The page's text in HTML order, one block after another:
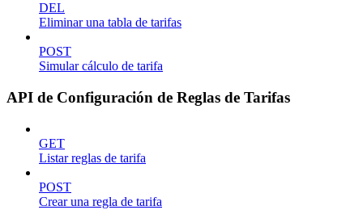
DEL
Eliminar una tabla de tarifas
POST
Simular cálculo de tarifa
API de Configuración de Reglas de Tarifas
GET
Listar reglas de tarifa
POST
Crear una regla de tarifa